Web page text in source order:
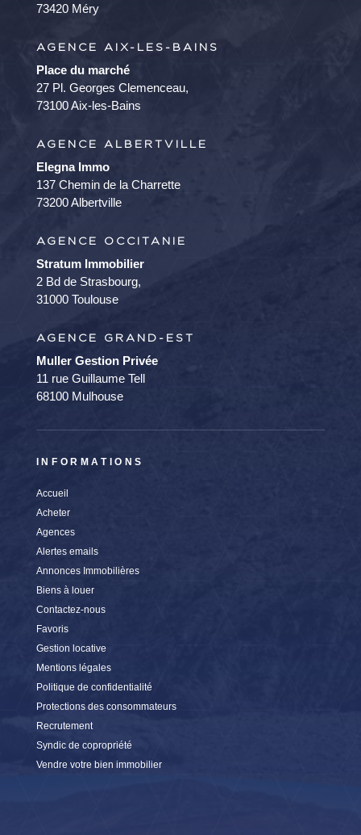
73420 Méry
AGENCE AIX-LES-BAINS
Place du marché
27 Pl. Georges Clemenceau,
73100 Aix-les-Bains
AGENCE ALBERTVILLE
Elegna Immo
137 Chemin de la Charrette
73200 Albertville
AGENCE OCCITANIE
Stratum Immobilier
2 Bd de Strasbourg,
31000 Toulouse
AGENCE GRAND-EST
Muller Gestion Privée
11 rue Guillaume Tell
68100 Mulhouse
INFORMATIONS
Accueil
Acheter
Agences
Alertes emails
Annonces Immobilières
Biens à louer
Contactez-nous
Favoris
Gestion locative
Mentions légales
Politique de confidentialité
Protections des consommateurs
Recrutement
Syndic de copropriété
Vendre votre bien immobilier